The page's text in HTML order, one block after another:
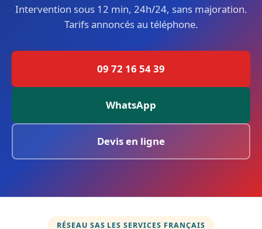
Intervention sous 12 min, 24h/24, sans majoration.
Tarifs annoncés au téléphone.
09 72 16 54 39
WhatsApp
Devis en ligne
RÉSEAU SAS LES SERVICES FRANÇAIS